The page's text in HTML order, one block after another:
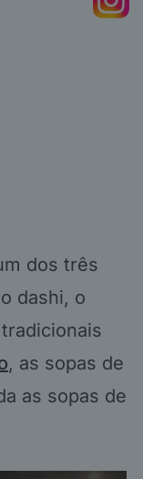
dos três
dashi, o
, as sopas de
as sopas de